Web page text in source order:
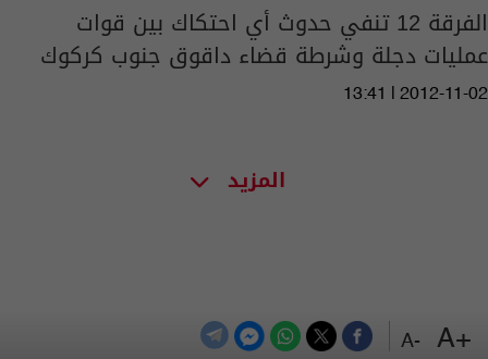
+A
-A
الفرقة 12 تنفي حدوث أي احتكاك بين قوات
عمليات دجلة وشرطة قضاء داقوق جنوب كركوك
13:41 | 2012-11-02
المزيد